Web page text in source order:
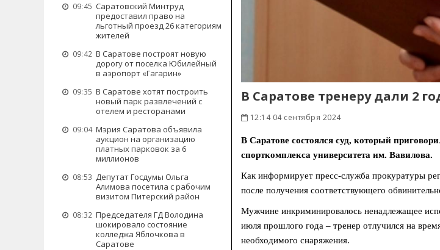
09:45 Саратовский Минтруд
предоставил право на
льготный проезд 26 категориям
жителей
09:42 В Саратове построят новую
дорогу от поселка Юбилейный
в аэропорт «Гагарин»
09:35 В Саратове хотят построить
новый парк развлечений с
отелем и ресторанами
09:04 Мэрия Саратова объявила
аукцион на организацию
платных парковок за 6
миллионов
08:53 Депутат Госдумы Ольга
Алимова посетила с рабочим
визитом Питерский район
08:32 Председателя ГД Володина
шокировало состояние
колледжа Яблочкова в
Саратове
В Саратове тренеру дали 2
12:14 04 сентября 2024
В Саратове состоялся суд, который
спорткомплекса университета им. Вавилова.
Как информирует пресс-служба прокуратуры
после получения соответствующего
Мужчине инкриминировалось ненадлежащее
июля прошлого года – тренер отлучился на
необходимого снаряжения.